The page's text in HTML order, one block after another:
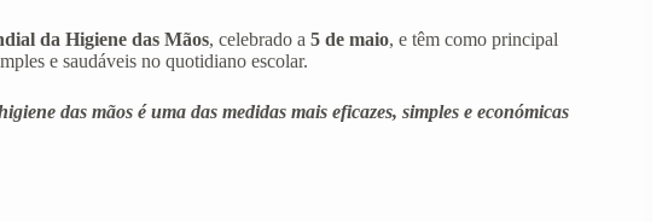
da Higiene das Mãos, celebrado a 5 de maio, e têm como principal
e saudáveis no quotidiano escolar.
das mãos é uma das medidas mais eficazes, simples e económicas